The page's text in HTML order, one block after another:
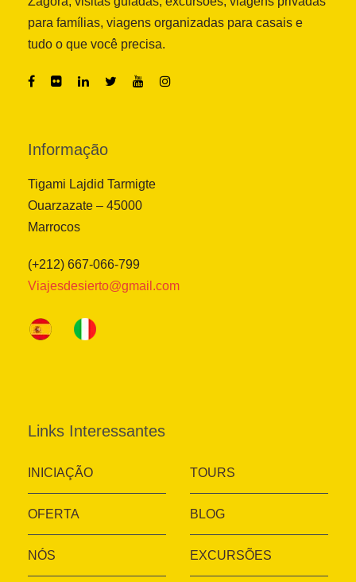
para famílias, viagens organizadas para casais e
tudo o que você precisa.
Informação
Tigami Lajdid Tarmigte
Ouarzazate – 45000
Marrocos
(+212) 667-066-799
Viajesdesierto@gmail.com
Links Interessantes
INICIAÇÃO TOURS
OFERTA BLOG
NÓS EXCURSÕES